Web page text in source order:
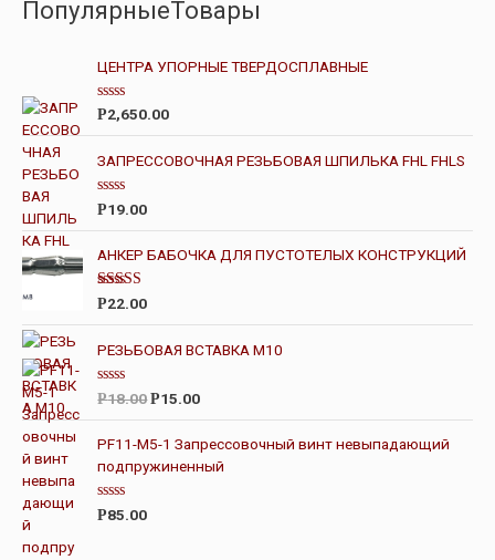
ПопулярныеТовары
ЦЕНТРА УПОРНЫЕ ТВЕРДОСПЛАВНЫЕ
О
е
н
к
а
и
з
Р2,650.00
ЗАПРЕССОВОЧНАЯ РЕЗЬБОВАЯ ШПИЛЬКА FHL FHLS
О
е
н
к
а
и
з
Р19.00
АНКЕР БАБОЧКА ДЛЯ ПУСТОТЕЛЫХ КОНСТРУКЦИЙ
Оценка
Р22.00
РЕЗЬБОВАЯ ВСТАВКА М10
О
е
н
к
а
и
з
5
Р18.00 Р15.00
PF11-M5-1 Запрессовочный винт невыпадающий
подпружиненный
О
Р85.00